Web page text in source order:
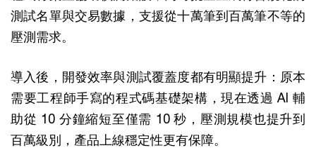
測試名單與交易數據，支援從十萬筆到百萬筆不等的
壓測需求。
導入後，開發效率與測試覆蓋度都有明顯提升：原本
需要工程師手寫的程式碼基礎架構，現在透過 AI 輔
助從 10 分鐘縮短至僅需 10 秒，壓測規模也提升到
百萬級別，產品上線穩定性更有保障。